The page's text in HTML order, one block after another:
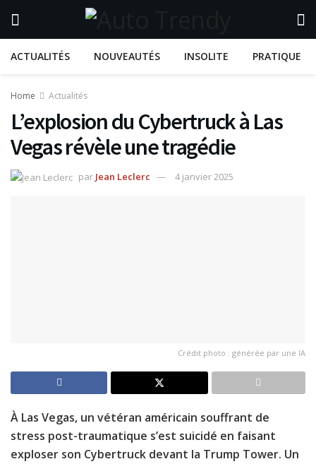
ACTUALITÉS NOUVEAUTÉS INSOLITE PRATIQUE
Home Actualités
L’explosion du Cybertruck à Las
Vegas révèle une tragédie
par Jean Leclerc 4 janvier 2025
Crédit photo : générée par une IA
À Las Vegas, un vétéran américain souffrant de
stress post-traumatique s’est suicidé en faisant
exploser son Cybertruck devant la Trump Tower. Un